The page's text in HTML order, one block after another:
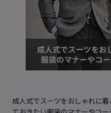
成人式でスーツをおしゃれに